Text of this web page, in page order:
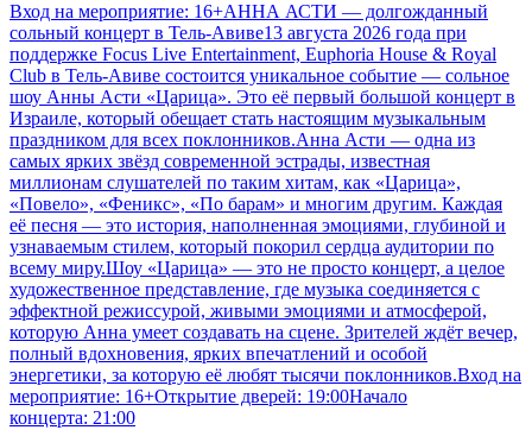
Вход на мероприятие: 16+АННА АСТИ — долгожданный
сольный концерт в Тель-Авиве13 августа 2026 года при
поддержке Focus Live Entertainment, Euphoria House & Royal
Club в Тель-Авиве состоится уникальное событие — сольное
шоу Анны Асти «Царица». Это её первый большой концерт в
Израиле, который обещает стать настоящим музыкальным
праздником для всех поклонников.Анна Асти — одна из
самых ярких звёзд современной эстрады, известная
миллионам слушателей по таким хитам, как «Царица»,
«Повело», «Феникс», «По барам» и многим другим. Каждая
её песня — это история, наполненная эмоциями, глубиной и
узнаваемым стилем, который покорил сердца аудитории по
всему миру.Шоу «Царица» — это не просто концерт, а целое
художественное представление, где музыка соединяется с
эффектной режиссурой, живыми эмоциями и атмосферой,
которую Анна умеет создавать на сцене. Зрителей ждёт вечер,
полный вдохновения, ярких впечатлений и особой
энергетики, за которую её любят тысячи поклонников.Вход на
мероприятие: 16+Открытие дверей: 19:00Начало
концерта: 21:00